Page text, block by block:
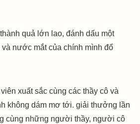
quả lớn lao, đánh dấu một
nước mắt của chính mình đổ
xuất sắc cùng các thầy cô và
không dám mơ tới. giải thưởng lần
cùng những người thầy, người cô